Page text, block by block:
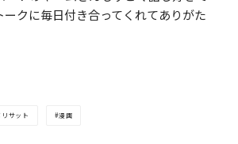
ークに毎日付き合ってくれてありがた
サット 漫画